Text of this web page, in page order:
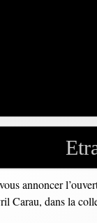
annoncer
Carau, dans la